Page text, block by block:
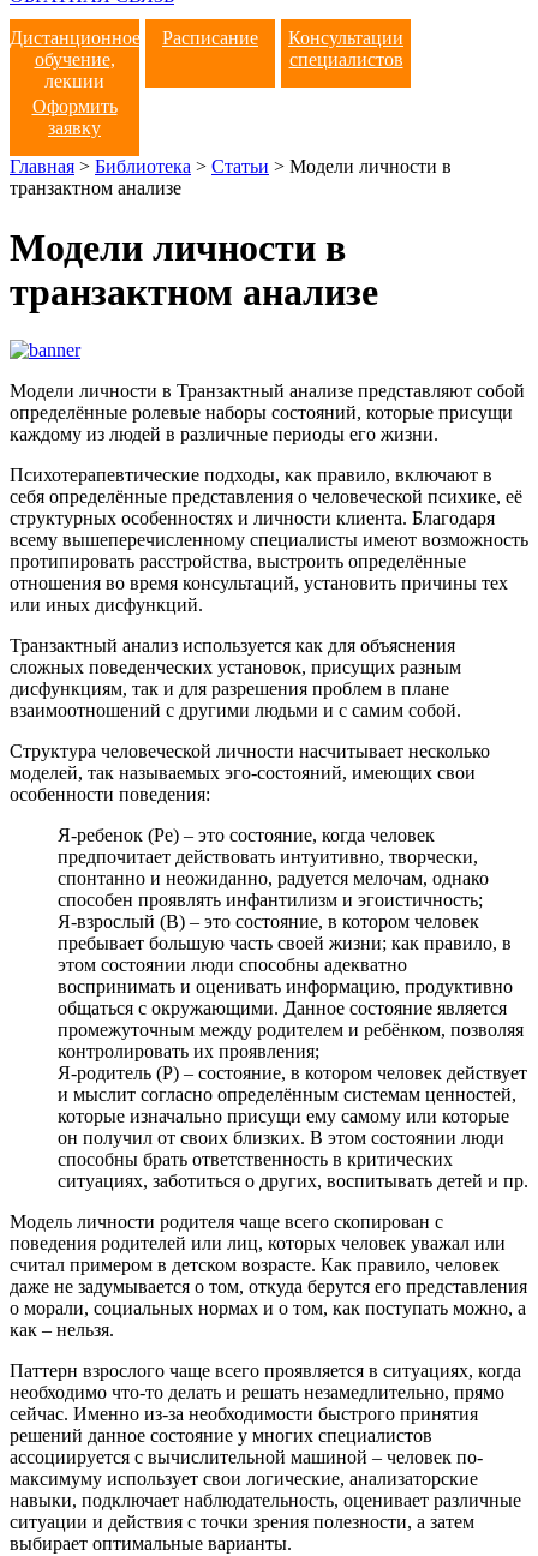
Дистанционное
обучение,
лекции
Расписание
Консультации
специалистов
Оформить
заявку
Главная > Библиотека > Статьи > Модели личности в
транзактном анализе
Модели личности в
транзактном анализе
Модели личности в Транзактный анализе представляют собой
определённые ролевые наборы состояний, которые присущи
каждому из людей в различные периоды его жизни.
Психотерапевтические подходы, как правило, включают в
себя определённые представления о человеческой психике, её
структурных особенностях и личности клиента. Благодаря
всему вышеперечисленному специалисты имеют возможность
протипировать расстройства, выстроить определённые
отношения во время консультаций, установить причины тех
или иных дисфункций.
Транзактный анализ используется как для объяснения
сложных поведенческих установок, присущих разным
дисфункциям, так и для разрешения проблем в плане
взаимоотношений с другими людьми и с самим собой.
Структура человеческой личности насчитывает несколько
моделей, так называемых эго-состояний, имеющих свои
особенности поведения:
Я-ребенок (Ре) – это состояние, когда человек
предпочитает действовать интуитивно, творчески,
спонтанно и неожиданно, радуется мелочам, однако
способен проявлять инфантилизм и эгоистичность;
Я-взрослый (В) – это состояние, в котором человек
пребывает большую часть своей жизни; как правило, в
этом состоянии люди способны адекватно
воспринимать и оценивать информацию, продуктивно
общаться с окружающими. Данное состояние является
промежуточным между родителем и ребёнком, позволяя
контролировать их проявления;
Я-родитель (Р) – состояние, в котором человек действует
и мыслит согласно определённым системам ценностей,
которые изначально присущи ему самому или которые
он получил от своих близких. В этом состоянии люди
способны брать ответственность в критических
ситуациях, заботиться о других, воспитывать детей и пр.
Модель личности родителя чаще всего скопирован с
поведения родителей или лиц, которых человек уважал или
считал примером в детском возрасте. Как правило, человек
даже не задумывается о том, откуда берутся его представления
о морали, социальных нормах и о том, как поступать можно, а
как – нельзя.
Паттерн взрослого чаще всего проявляется в ситуациях, когда
необходимо что-то делать и решать незамедлительно, прямо
сейчас. Именно из-за необходимости быстрого принятия
решений данное состояние у многих специалистов
ассоциируется с вычислительной машиной – человек по-
максимуму использует свои логические, анализаторские
навыки, подключает наблюдательность, оценивает различные
ситуации и действия с точки зрения полезности, а затем
выбирает оптимальные варианты.